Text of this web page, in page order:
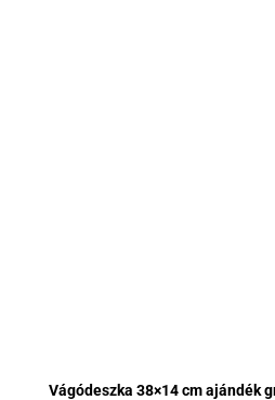
Vágódeszka 38×14 cm ajándék